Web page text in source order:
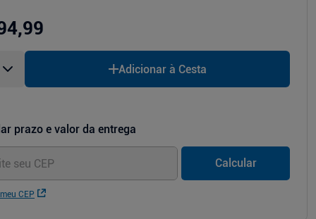
Adicionar à Cesta
prazo e valor da entrega
CEP
Calcular